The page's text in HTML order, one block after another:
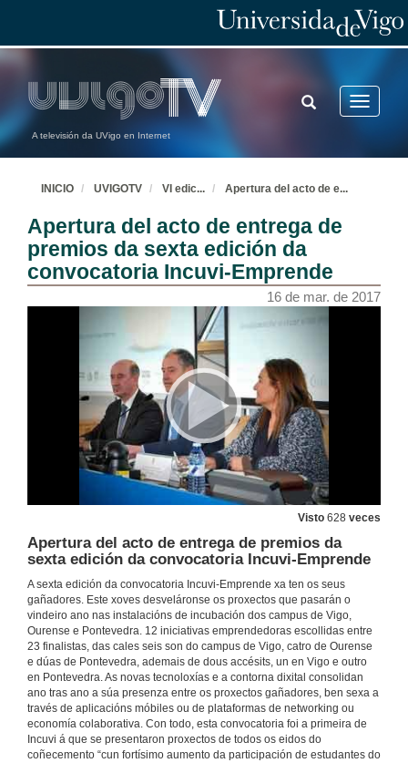
A televisión da UVigo en Internet
Toggle
TOGGLE
SEARCH
INICIO UVIGOTV VI edic... Apertura del acto de e...
Apertura del acto de entrega de
premios da sexta edición da
convocatoria Incuvi-Emprende
16 de mar. de 2017
Visto 628 veces
Apertura del acto de entrega de premios da
sexta edición da convocatoria Incuvi-Emprende
A sexta edición da convocatoria Incuvi-Emprende xa ten os seus
gañadores. Este xoves desveláronse os proxectos que pasarán o
vindeiro ano nas instalacións de incubación dos campus de Vigo,
Ourense e Pontevedra. 12 iniciativas emprendedoras escollidas entre
23 finalistas, das cales seis son do campus de Vigo, catro de Ourense
e dúas de Pontevedra, ademais de dous accésits, un en Vigo e outro
en Pontevedra. As novas tecnoloxías e a contorna dixital consolidan
ano tras ano a súa presenza entre os proxectos gañadores, ben sexa a
través de aplicacións móbiles ou de plataformas de networking ou
economía colaborativa. Con todo, esta convocatoria foi a primeira de
Incuvi á que se presentaron proxectos de todos os eidos do
coñecemento “cun fortísimo aumento da participación de estudantes do